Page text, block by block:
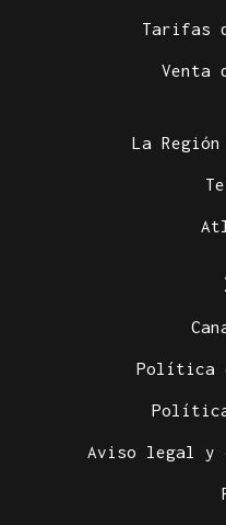
Tarifas
Venta
La
Política
Aviso legal y